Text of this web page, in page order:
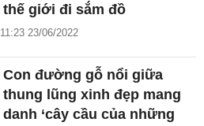
thế giới đi sắm đồ
11:23 23/06/2022
Con đường gỗ nổi giữa
thung lũng xinh đẹp mang
danh ‘cây cầu của những